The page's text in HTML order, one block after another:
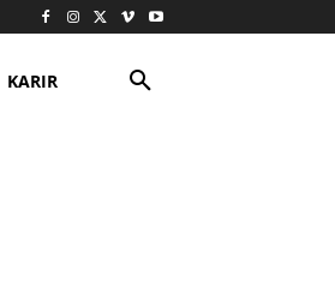
KARIR